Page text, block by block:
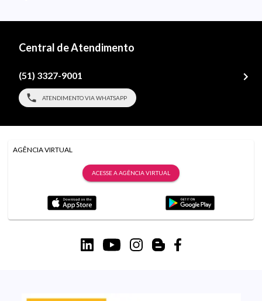
Central de Atendimento
(51) 3327-9001
ATENDIMENTO VIA WHATSAPP
AGÊNCIA VIRTUAL
ACESSE A AGÊNCIA VIRTUAL